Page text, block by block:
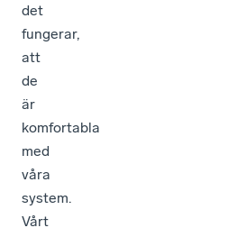
det
fungerar,
att
de
är
komfortabla
med
våra
system.
Vårt